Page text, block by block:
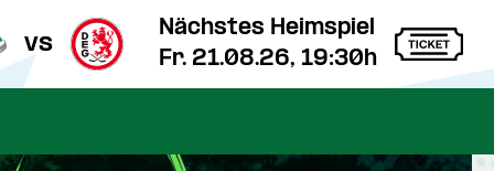
vs
Nächstes Heimspiel
Fr. 21.08.26, 19:30h